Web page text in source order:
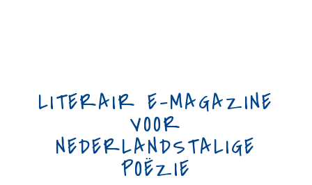
LITERAIR E-MAGAZINE
VOOR
NEDERLANDSTALIGE
POËZIE